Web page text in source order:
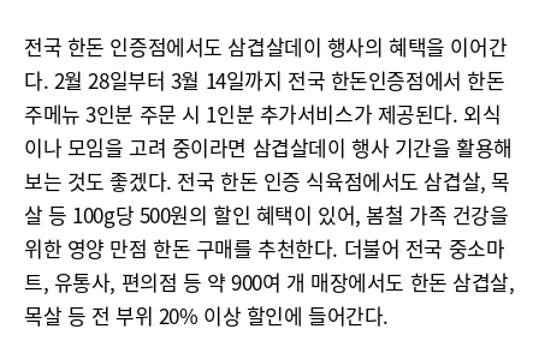
전국 한돈 인증점에서도 삼겹살데이 행사의 혜택을 이어간
다. 2월 28일부터 3월 14일까지 전국 한돈인증점에서 한돈
주메뉴 3인분 주문 시 1인분 추가서비스가 제공된다. 외식
이나 모임을 고려 중이라면 삼겹살데이 행사 기간을 활용해
보는 것도 좋겠다. 전국 한돈 인증 식육점에서도 삼겹살, 목
살 등 100g당 500원의 할인 혜택이 있어, 봄철 가족 건강을
위한 영양 만점 한돈 구매를 추천한다. 더불어 전국 중소마
트, 유통사, 편의점 등 약 900여 개 매장에서도 한돈 삼겹살,
목살 등 전 부위 20% 이상 할인에 들어간다.